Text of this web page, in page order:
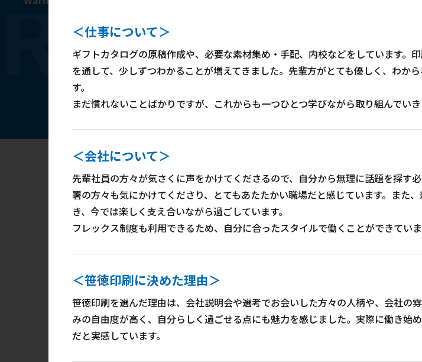
募集
RECRUIT
＜仕事について＞
ギフトカタログの原稿作成や、必要な素材集め・手配、内校などをしています。
を通して、少しずつわかることが増えてきました。先輩方がとても優しく、わか
す。
まだ慣れないことばかりですが、これからも一つひとつ学びながら取り組んでいき
＜会社について＞
先輩社員の方々が気さくに声をかけてくださるので、自分から無理に話題を探す
署の方々も気にかけてくださり、とてもあたたかい職場だと感じています。また
き、今では楽しく支え合いながら過ごしています。
フレックス制度も利用できるため、自分に合ったスタイルで働くことができていま
＜笹徳印刷に決めた理由＞
笹徳印刷を選んだ理由は、会社説明会や選考でお会いした方々の人柄や、会社の
みの自由度が高く、自分らしく過ごせる点にも魅力を感じました。実際に働き始
だと実感しています。